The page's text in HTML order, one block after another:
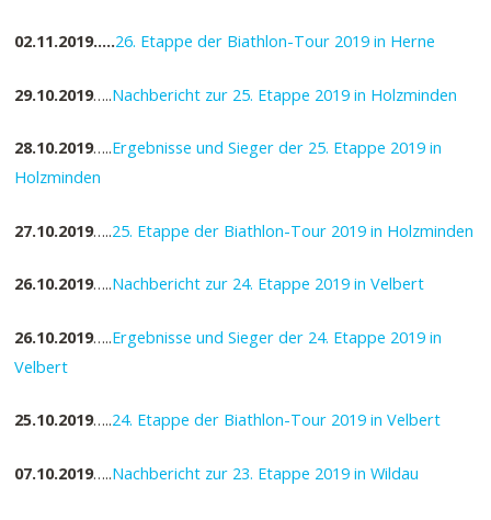
02.11.2019…..26. Etappe der Biathlon-Tour 2019 in Herne
29.10.2019…..Nachbericht zur 25. Etappe 2019 in Holzminden
28.10.2019…..Ergebnisse und Sieger der 25. Etappe 2019 in
Holzminden
27.10.2019…..25. Etappe der Biathlon-Tour 2019 in Holzminden
26.10.2019…..Nachbericht zur 24. Etappe 2019 in Velbert
26.10.2019…..Ergebnisse und Sieger der 24. Etappe 2019 in
Velbert
25.10.2019…..24. Etappe der Biathlon-Tour 2019 in Velbert
07.10.2019…..Nachbericht zur 23. Etappe 2019 in Wildau